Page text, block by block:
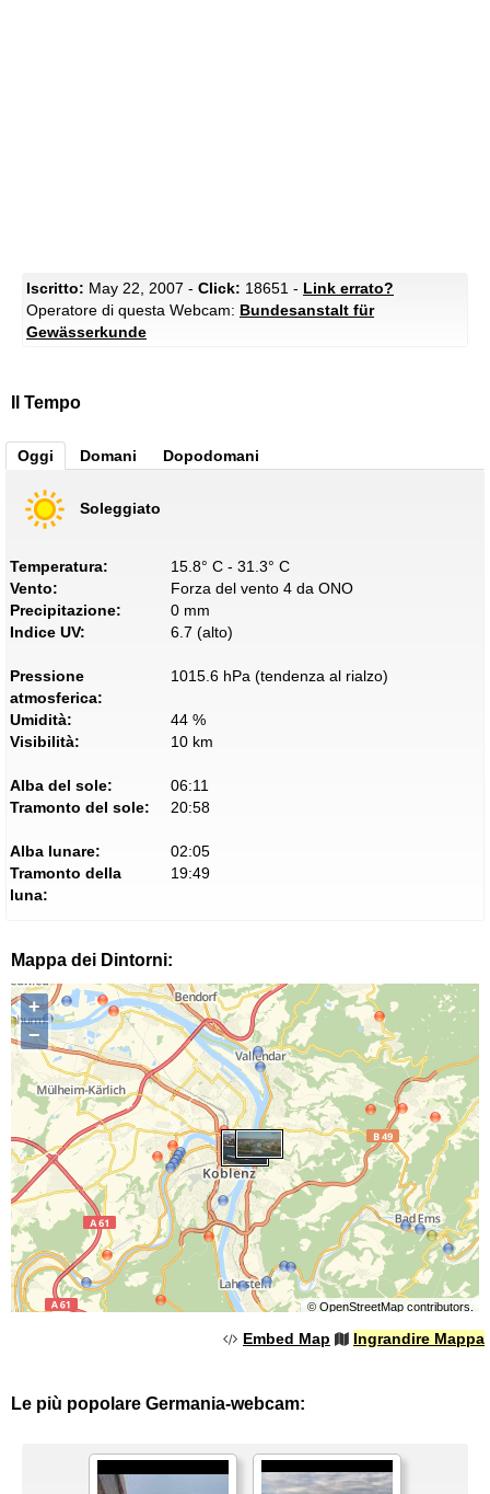
Iscritto: May 22, 2007 - Click: 18651 - Link errato?
Operatore di questa Webcam: Bundesanstalt für
Gewässerkunde
Il Tempo
Oggi Domani Dopodomani
Soleggiato
Temperatura:
15.8° C - 31.3° C
Vento:
Forza del vento 4 da ONO
Precipitazione:
0 mm
Indice UV:
6.7 (alto)
Pressione
atmosferica:
1015.6 hPa (tendenza al rialzo)
Umidità:
44 %
Visibilità:
10 km
Alba del sole:
06:11
Tramonto del sole:
20:58
Alba lunare:
02:05
Tramonto della
luna:
19:49
Mappa dei Dintorni:
+
−
© OpenStreetMapcontributors.
Embed Map Ingrandire Mappa
Le più popolare Germania-webcam: